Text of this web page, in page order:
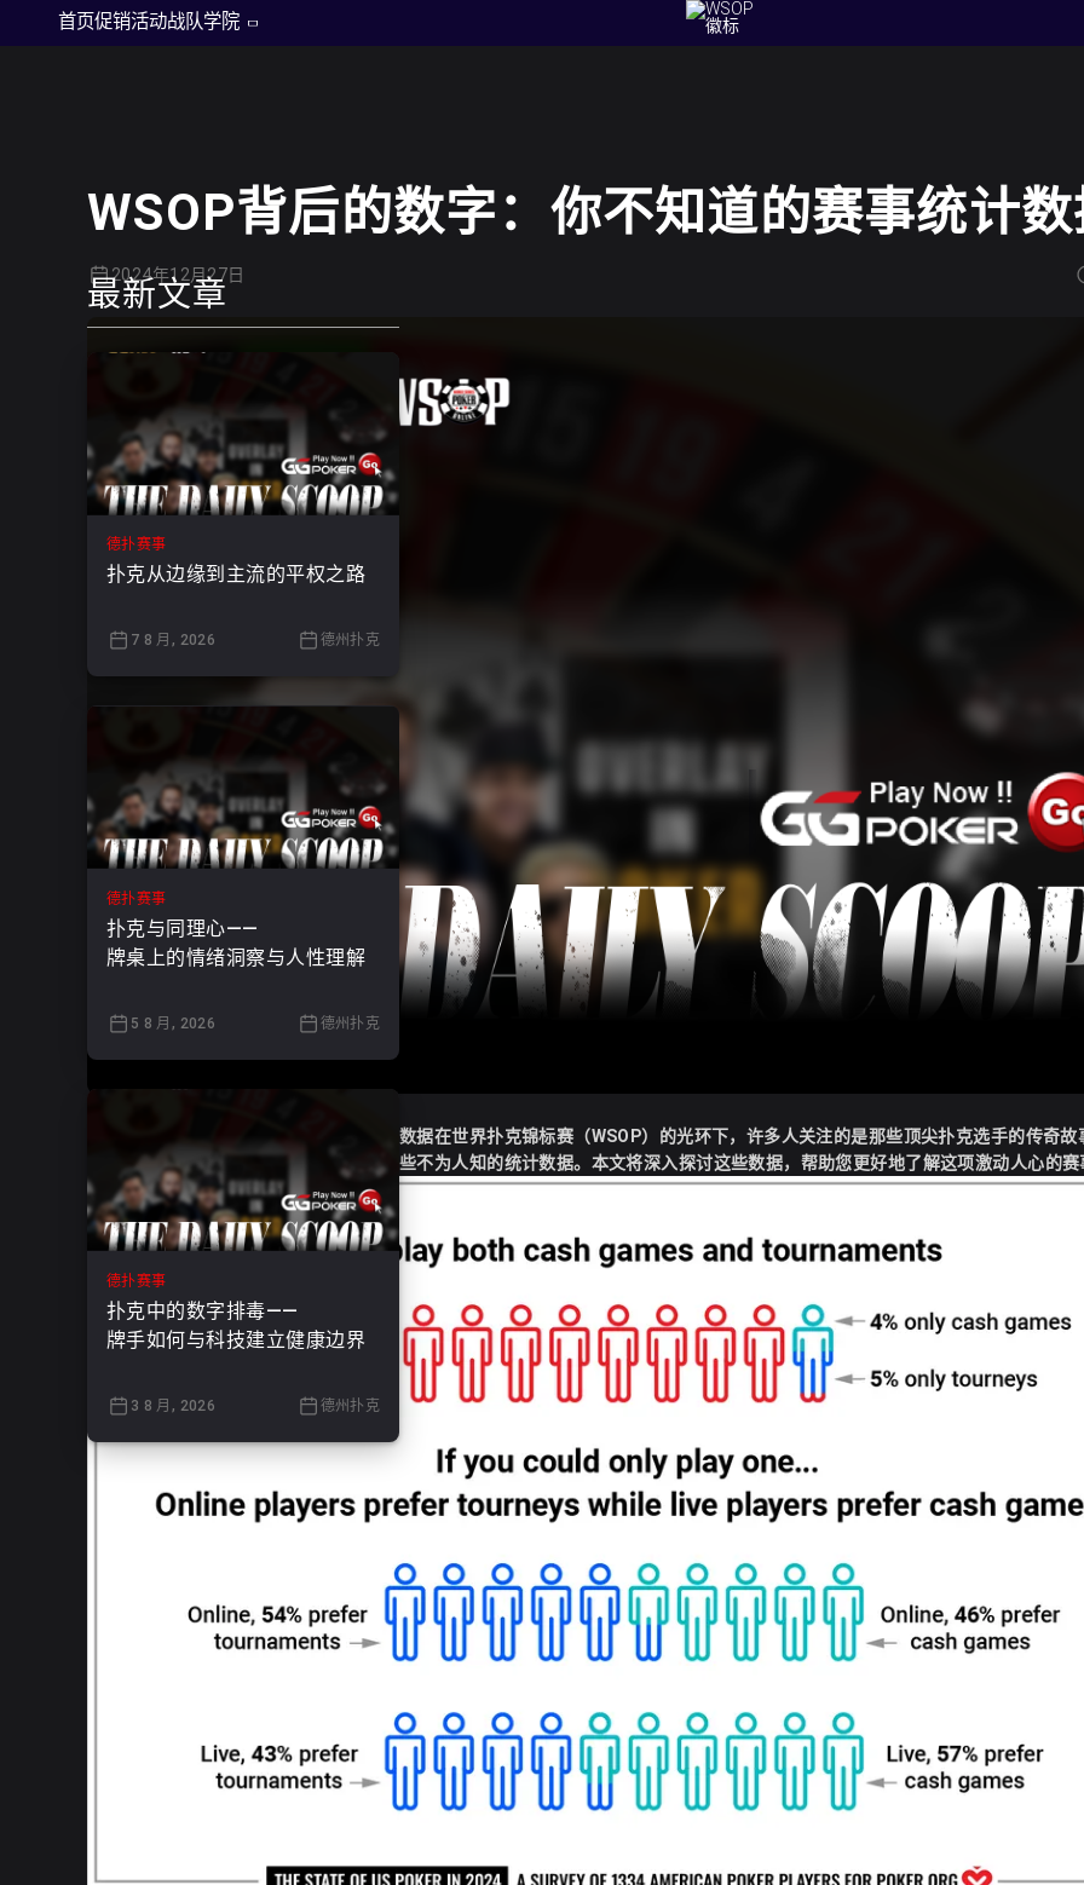
首页促销活动战队学院
德州扑克
WSOP背后的数字：你不知道的赛事统计
2024年12月27日
WSOP背后的数字：你不知道的赛事统计数据在世界扑克锦标赛（WSOP）的光环下，许多人关注的是那些顶尖扑克选手的传奇故
真正揭示WSOP魅力的则是赛事背后的一些不为人知的统计数据。本文将深入探讨这些数据，帮助您更好地了解这项激动人心的赛
最新文章
德扑赛事
扑克从边缘到主流的平权之路
7 8 月, 2026 德州扑克
德扑赛事
扑克与同理心——
牌桌上的情绪洞察与人性理解
5 8 月, 2026 德州扑克
德扑赛事
扑克中的数字排毒——
牌手如何与科技建立健康边界
3 8 月, 2026 德州扑克